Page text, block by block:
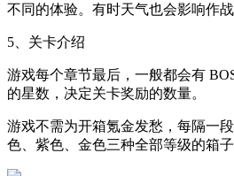
不同的体验。有时天气也会影响作战
5、关卡介绍
游戏每个章节最后，一般都会有
的星数，决定关卡奖励的数量。
游戏不需为开箱氪金发愁，每隔一
色、紫色、金色三种全部等级的箱子